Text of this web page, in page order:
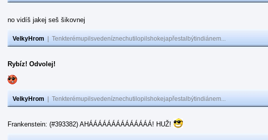
no vidíš jakej seš šikovnej
VelkyHrom Tenkterémupilsvedeníznechutilopilshokejapřestalbýtindiánem...
Rybíz! Odvolej!
VelkyHrom Tenkterémupilsvedeníznechutilopilshokejapřestalbýtindiánem...
Frankenstein: (#393382) AHÁÁÁÁÁÁÁÁÁÁÁÁÁÁ! HUŽ!